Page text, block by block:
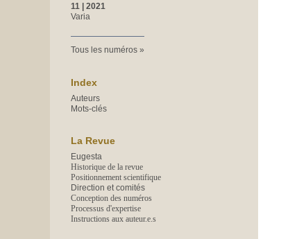
11 | 2021
Varia
Tous les numéros
Index
Auteurs
Mots-clés
La Revue
Eugesta
Historique de la revue
Positionnement scientifique
Direction et comités
Conception des numéros
Processus d'expertise
Instructions aux auteur.e.s